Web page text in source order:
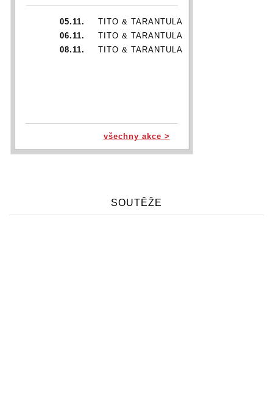
05.11.
TITO & TARANTULA
06.11.
TITO & TARANTULA
08.11.
TITO & TARANTULA
všechny akce >
SOUTĚŽE